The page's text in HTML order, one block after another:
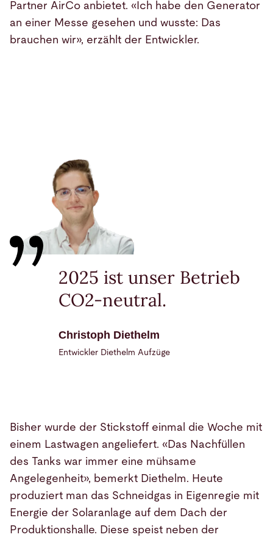
Partner AirCo anbietet. «Ich habe den Generator
an einer Messe gesehen und wusste: Das
brauchen wir», erzählt der Entwickler.
2025 ist unser Betrieb
CO2-neutral.
Christoph Diethelm
Entwickler Diethelm Aufzüge
Bisher wurde der Stickstoff einmal die Woche mit
einem Lastwagen angeliefert. «Das Nachfüllen
des Tanks war immer eine mühsame
Angelegenheit», bemerkt Diethelm. Heute
produziert man das Schneidgas in Eigenregie mit
Energie der Solaranlage auf dem Dach der
Produktionshalle. Diese speist neben der